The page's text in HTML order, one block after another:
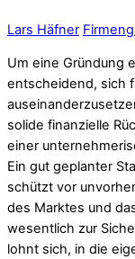
Lars Häfner
Um eine Gründung
entscheidend, sich
solide finanzielle
einer
Ein gut geplanter
schützt vor
des Marktes und
wesentlich zur
lohnt sich, in die